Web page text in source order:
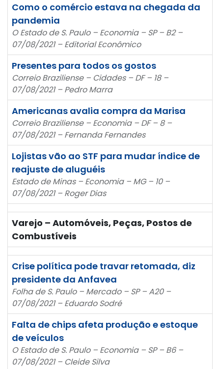
Como o comércio estava na chegada da
pandemia
O Estado de S. Paulo – Economia – SP – B2 –
07/08/2021 – Editorial Econômico
Presentes para todos os gostos
Correio Braziliense – Cidades – DF – 18 –
07/08/2021 – Pedro Marra
Americanas avalia compra da Marisa
Correio Braziliense – Economia – DF – 8 –
07/08/2021 – Fernanda Fernandes
Lojistas vão ao STF para mudar índice de
reajuste de aluguéis
Estado de Minas – Economia – MG – 10 –
07/08/2021 – Roger Dias
Varejo – Automóveis, Peças, Postos de
Combustíveis
Crise política pode travar retomada, diz
presidente da Anfavea
Folha de S. Paulo – Mercado – SP – A20 –
07/08/2021 – Eduardo Sodré
Falta de chips afeta produção e estoque
de veículos
O Estado de S. Paulo – Economia – SP – B6 –
07/08/2021 – Cleide Silva